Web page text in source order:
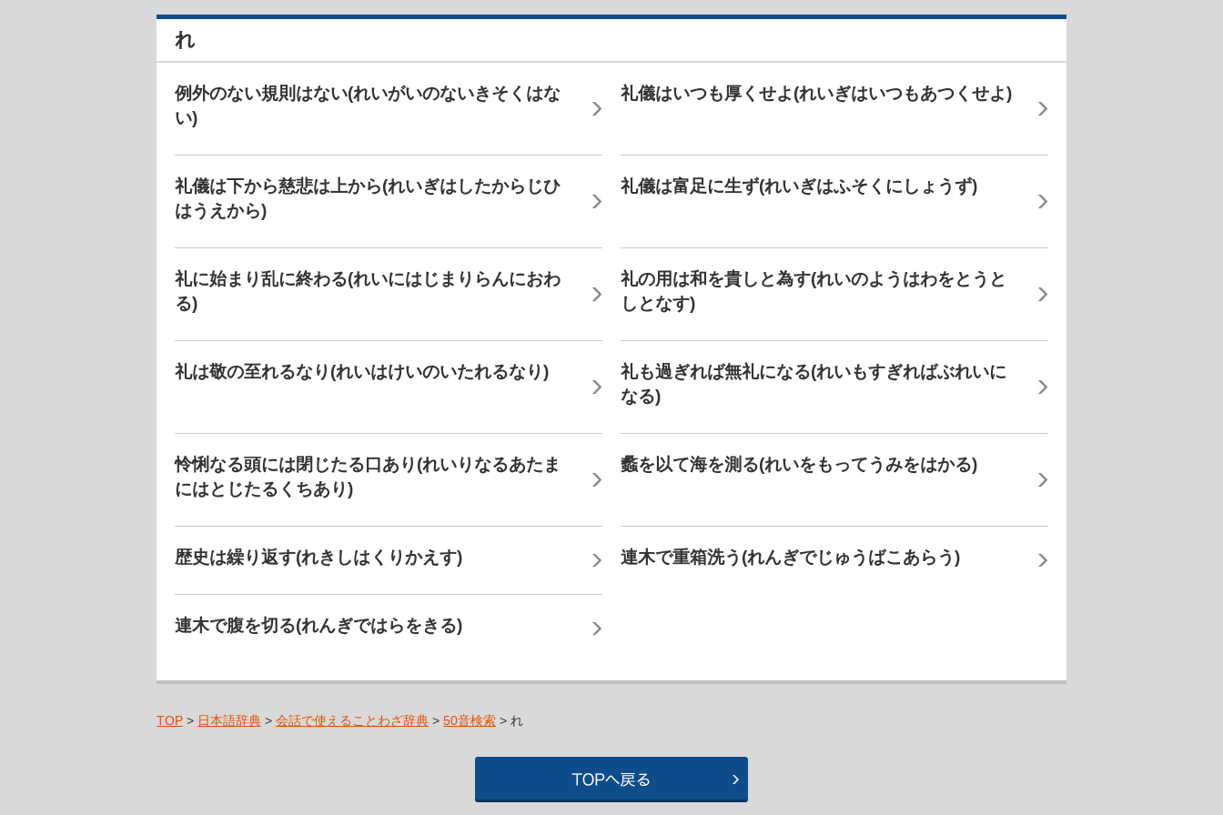
れ
例外のない規則はない(れいがいのないきそくはな
い)
礼儀はいつも厚くせよ(れいぎはいつもあつくせよ)
礼儀は下から慈悲は上から(れいぎはしたからじひ
はうえから)
礼儀は富足に生ず(れいぎはふそくにしょうず)
礼に始まり乱に終わる(れいにはじまりらんにおわ
る)
礼の用は和を貴しと為す(れいのようはわをとうと
しとなす)
礼は敬の至れるなり(れいはけいのいたれるなり)
礼も過ぎれば無礼になる(れいもすぎればぶれいに
なる)
怜悧なる頭には閉じたる口あり(れいりなるあたま
にはとじたるくちあり)
蠡を以て海を測る(れいをもってうみをはかる)
歴史は繰り返す(れきしはくりかえす) 連木で重箱洗う(れんぎでじゅうばこあらう)
連木で腹を切る(れんぎではらをきる)
TOP > 日本語辞典 > 会話で使えることわざ辞典 > 50音検索 > れ